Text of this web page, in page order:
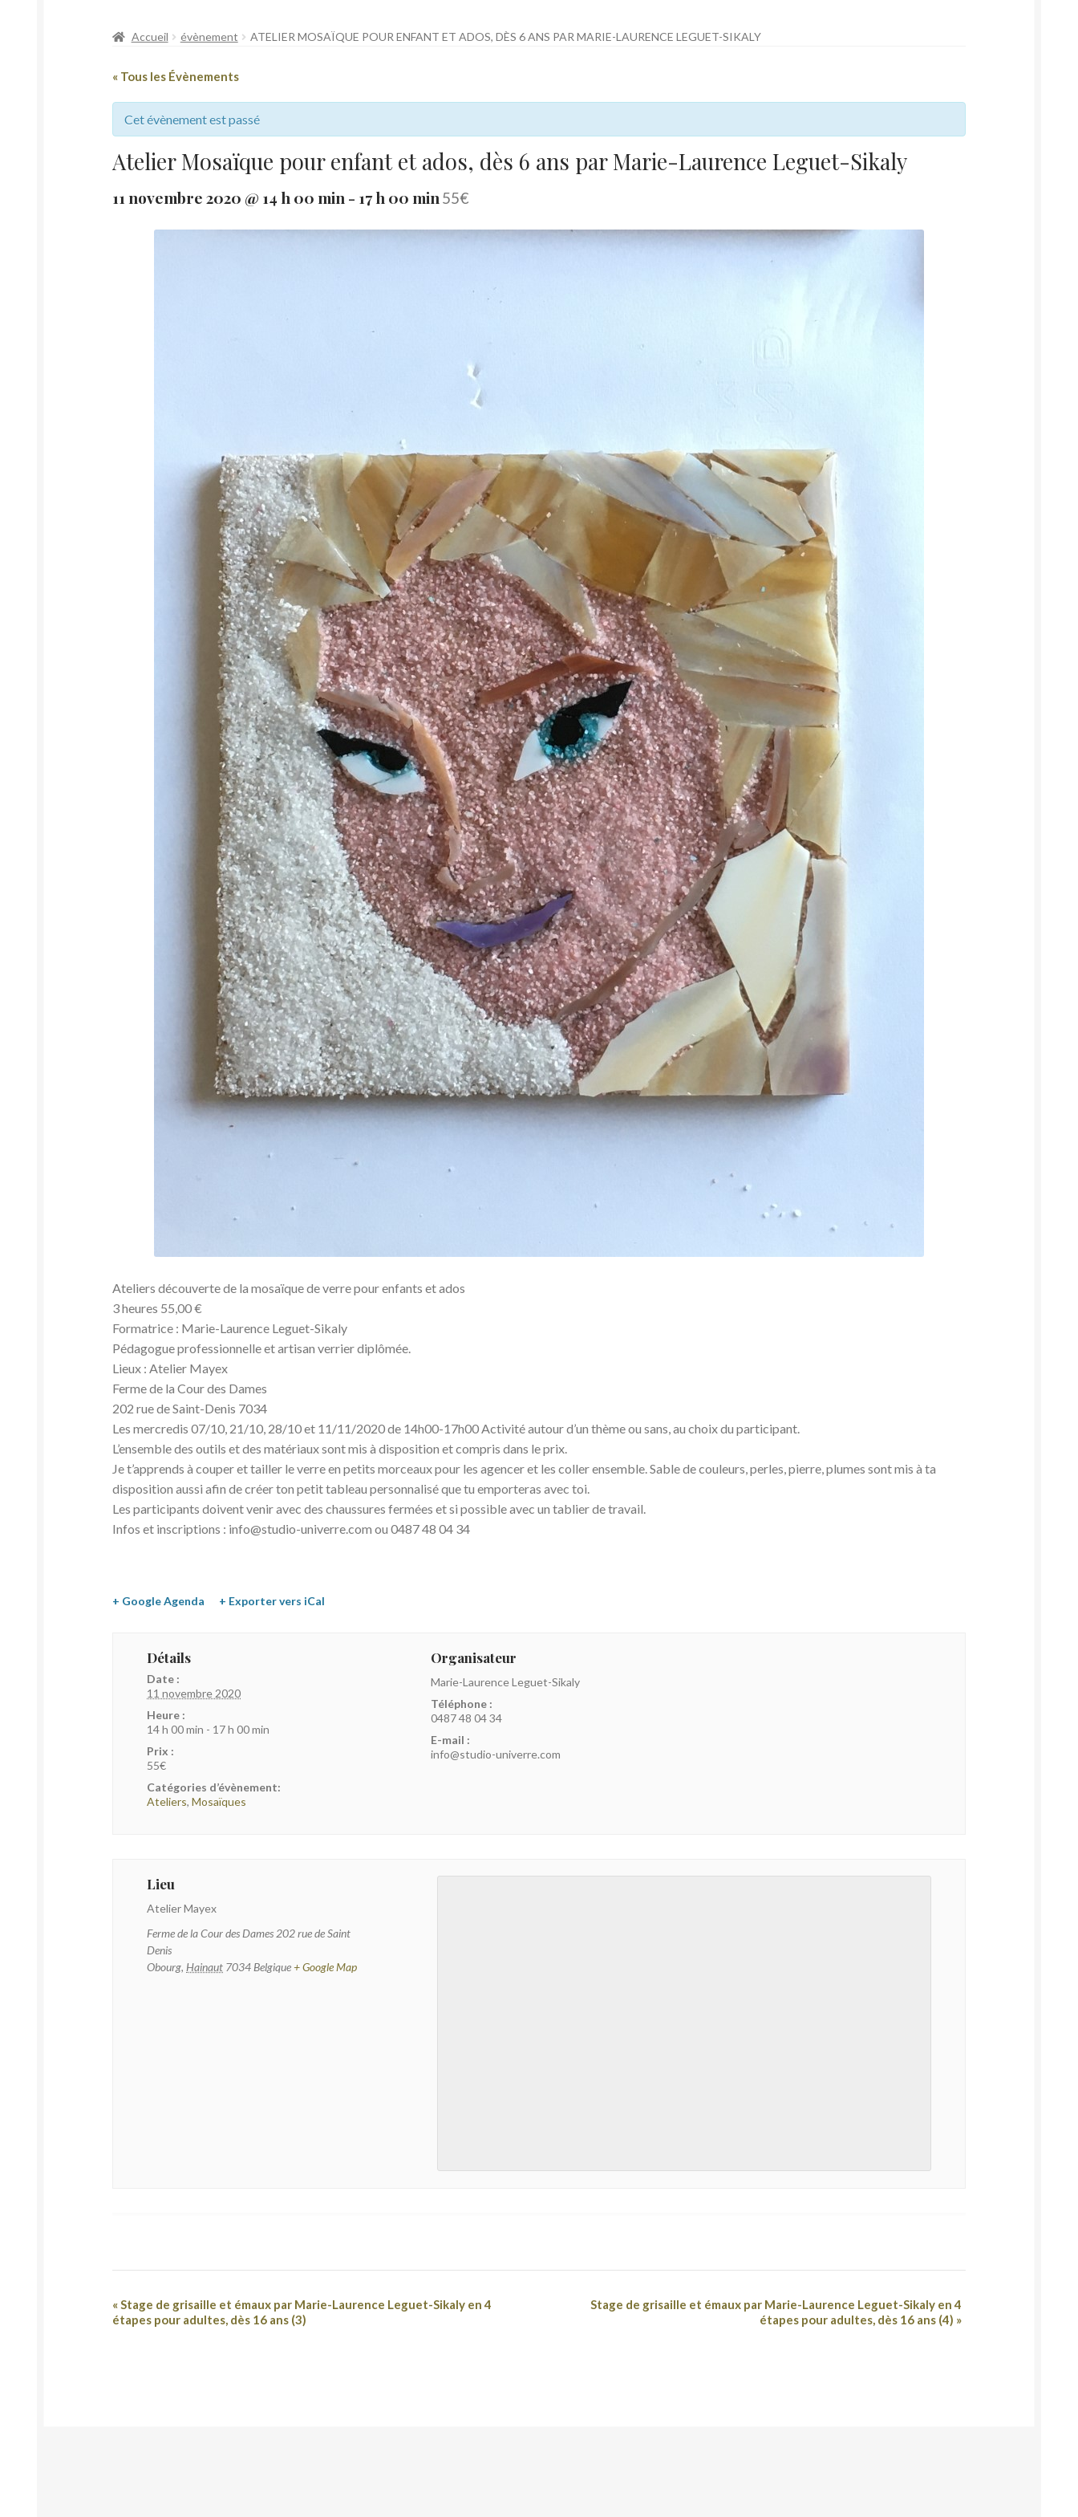
Accueil évènement ATELIER MOSAÏQUE POUR ENFANT ET ADOS, DÈS 6 ANS PAR MARIE-LAURENCE LEGUET-SIKALY
« Tous les Évènements
Cet évènement est passé
Atelier Mosaïque pour enfant et ados, dès 6 ans par Marie-Laurence Leguet-Sikaly
11 novembre 2020 @ 14 h 00 min - 17 h 00 min 55€
Ateliers découverte de la mosaïque de verre pour enfants et ados
3 heures 55,00 €
Formatrice : Marie-Laurence Leguet-Sikaly
Pédagogue professionnelle et artisan verrier diplômée.
Lieux : Atelier Mayex
Ferme de la Cour des Dames
202 rue de Saint-Denis 7034
Les mercredis 07/10, 21/10, 28/10 et 11/11/2020 de 14h00-17h00 Activité autour d’un thème ou sans, au choix du participant.
L’ensemble des outils et des matériaux sont mis à disposition et compris dans le prix.
Je t’apprends à couper et tailler le verre en petits morceaux pour les agencer et les coller ensemble. Sable de couleurs, perles, pierre, plumes sont mis à ta
disposition aussi afin de créer ton petit tableau personnalisé que tu emporteras avec toi.
Les participants doivent venir avec des chaussures fermées et si possible avec un tablier de travail.
Infos et inscriptions : info@studio-univerre.com ou 0487 48 04 34
+ Google Agenda + Exporter vers iCal
Détails
Date :
11 novembre 2020
Heure :
14 h 00 min - 17 h 00 min
Prix :
55€
Catégories d’évènement:
Ateliers,Mosaïques
Organisateur
Marie-Laurence Leguet-Sikaly
Téléphone :
0487 48 04 34
E-mail :
info@studio-univerre.com
Lieu
Atelier Mayex
Ferme de la Cour des Dames 202 rue de Saint
Denis
Obourg, Hainaut 7034 Belgique + Google Map
«Stage de grisaille et émaux par Marie-Laurence Leguet-Sikaly en 4
étapes pour adultes, dès 16 ans (3)
Stage de grisaille et émaux par Marie-Laurence Leguet-Sikaly en 4
étapes pour adultes, dès 16 ans (4) »